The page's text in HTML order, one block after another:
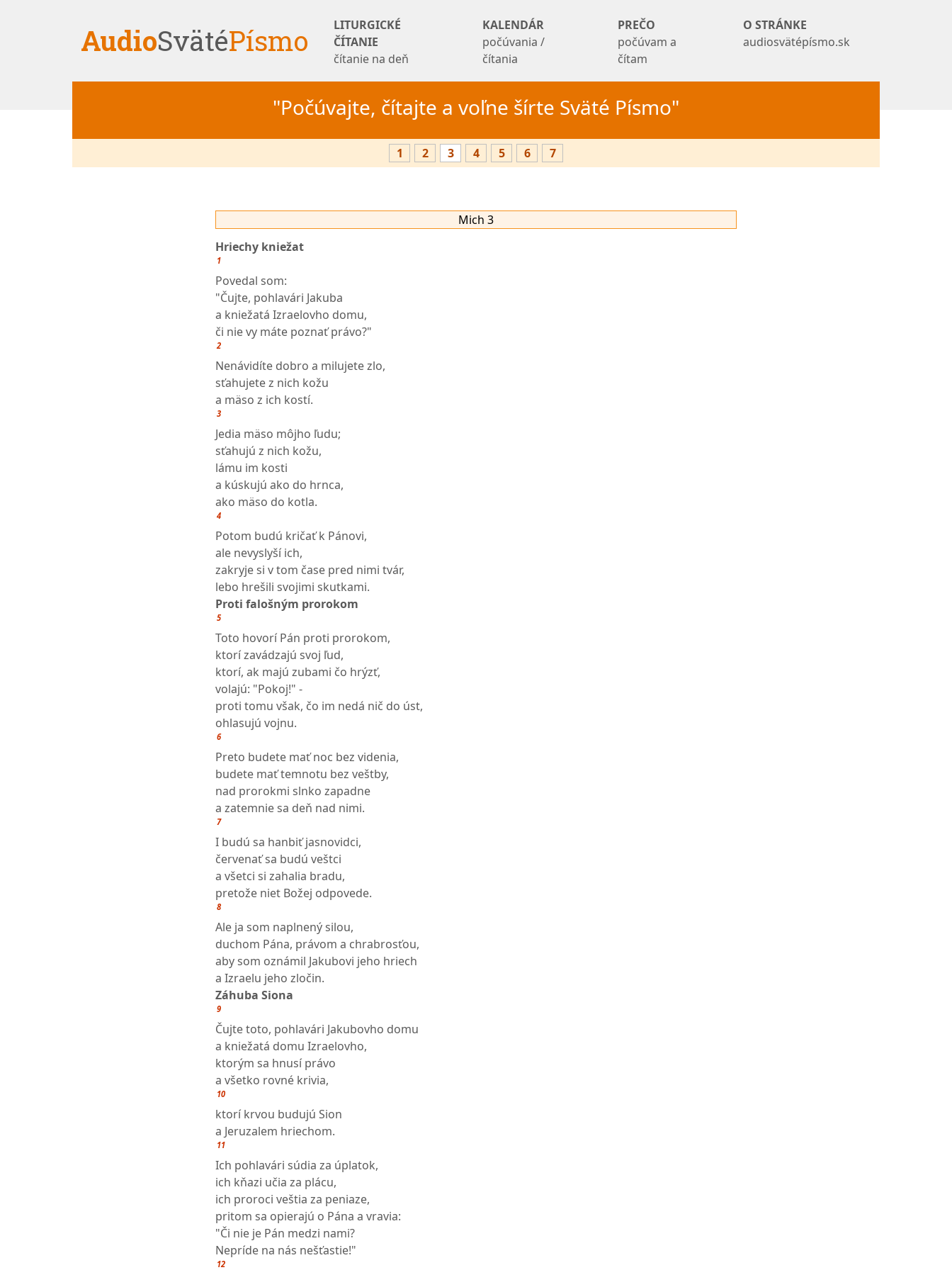
AudioSvätéPísmo
LITURGICKÉ
ČÍTANIE
čítanie na deň
KALENDÁR
počúvania /
čítania
PREČO
počúvam a
čítam
O STRÁNKE
audiosvätépísmo.sk
"Počúvajte, čítajte a voľne šírte Sväté Písmo"
1 2 3 4 5 6 7
Mich 3
Hriechy kniežat
1
Povedal som:
"Čujte, pohlavári Jakuba
a kniežatá Izraelovho domu,
či nie vy máte poznať právo?"
2
Nenávidíte dobro a milujete zlo,
sťahujete z nich kožu
a mäso z ich kostí.
3
Jedia mäso môjho ľudu;
sťahujú z nich kožu,
lámu im kosti
a kúskujú ako do hrnca,
ako mäso do kotla.
4
Potom budú kričať k Pánovi,
ale nevyslyší ich,
zakryje si v tom čase pred nimi tvár,
lebo hrešili svojimi skutkami.
Proti falošným prorokom
5
Toto hovorí Pán proti prorokom,
ktorí zavádzajú svoj ľud,
ktorí, ak majú zubami čo hrýzť,
volajú: "Pokoj!" -
proti tomu však, čo im nedá nič do úst,
ohlasujú vojnu.
6
Preto budete mať noc bez videnia,
budete mať temnotu bez veštby,
nad prorokmi slnko zapadne
a zatemnie sa deň nad nimi.
7
I budú sa hanbiť jasnovidci,
červenať sa budú veštci
a všetci si zahalia bradu,
pretože niet Božej odpovede.
8
Ale ja som naplnený silou,
duchom Pána, právom a chrabrosťou,
aby som oznámil Jakubovi jeho hriech
a Izraelu jeho zločin.
Záhuba Siona
9
Čujte toto, pohlavári Jakubovho domu
a kniežatá domu Izraelovho,
ktorým sa hnusí právo
a všetko rovné krivia,
10
ktorí krvou budujú Sion
a Jeruzalem hriechom.
11
Ich pohlavári súdia za úplatok,
ich kňazi učia za plácu,
ich proroci veštia za peniaze,
pritom sa opierajú o Pána a vravia:
"Či nie je Pán medzi nami?
Nepríde na nás nešťastie!"
12